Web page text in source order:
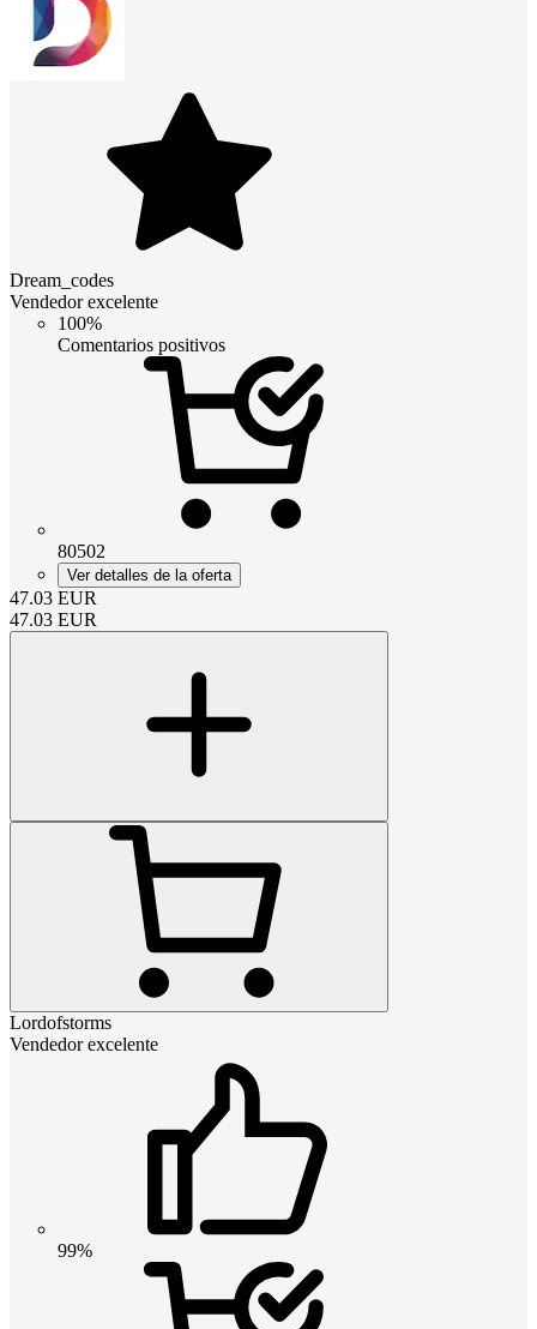
Dream_codes
Vendedor excelente
100%
Comentarios positivos
80502
Ver detalles de la oferta
47.03 EUR
47.03 EUR
Lordofstorms
Vendedor excelente
99%